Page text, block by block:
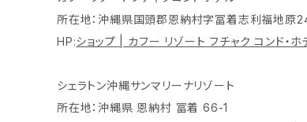
所在地：沖縄県国頭郡恩納村字冨着志利福地原
HP:ショップ | カフー リゾート フチャク コンド・
シェラトン沖縄サンマリーナリゾート
所在地：沖縄県 恩納村 冨着 66-1